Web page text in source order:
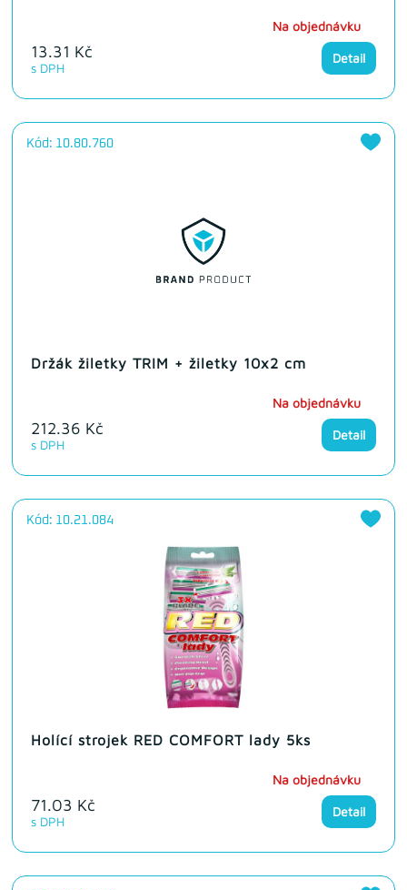
13.31 Kč
s DPH
Na objednávku
Detail
Kód: 10.80.760
Držák žiletky TRIM + žiletky 10x2 cm
212.36 Kč
s DPH
Na objednávku
Detail
Kód: 10.21.084
Holící strojek RED COMFORT lady 5ks
71.03 Kč
s DPH
Na objednávku
Detail